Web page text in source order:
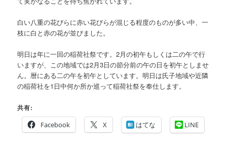
白い八重の花びらに赤い花びらが混じる程度のものが多い中、一
枝に白と赤の花が並びました。
明日は年に一回の稲荷社祭です。2月の初午もしくは二の午で行
いますが、この地域では2月3日の節分前の午の日を初午としませ
ん。暦にある二の午を初午としています。明日は氏子地域や近隣
の稲荷社を1日中何か所か巡って稲荷社祭を奉仕します。
共有:
Facebook
X はてな LINE